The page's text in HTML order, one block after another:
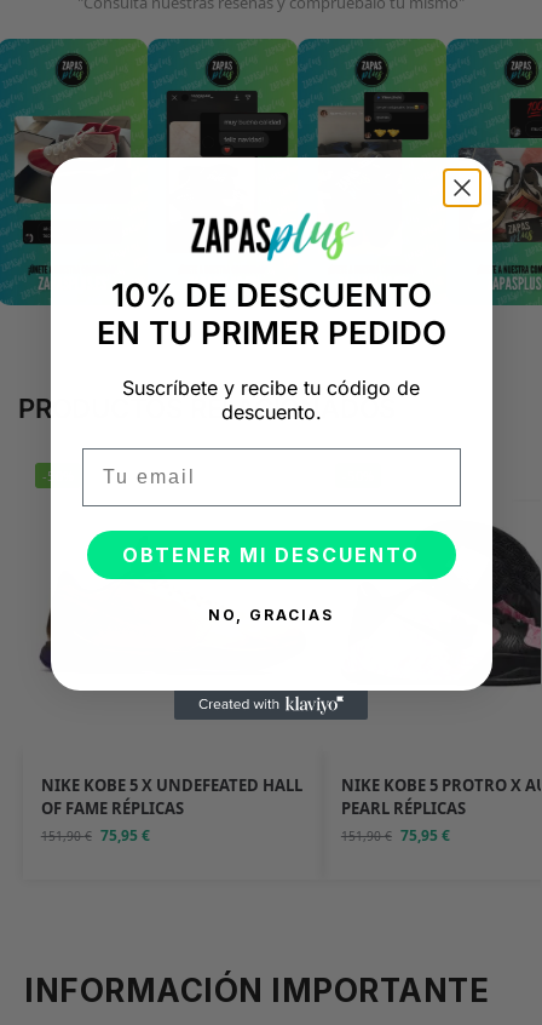
PRODUCTOS RELACIONADOS
-50%
NIKE KOBE 5 X UNDEFEATED HALL
OF FAME RÉPLICAS
151,90€ 75,95€
NIKE KOBE 5 PROTRO X
PEARL RÉPLICAS
151,90€ 75,95€
INFORMACIÓN IMPORTANTE
10% DE DESCUENTO
EN TU PRIMER PEDIDO
Suscríbete y recibe tu código de
descuento.
OBTENER MI DESCUENTO
NO, GRACIAS